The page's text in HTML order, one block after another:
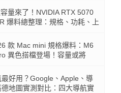
量來了！NVIDIA RTX 5070
爆料總整理：規格、功耗、上
款 Mac mini 規格爆料：M6
異色搭檔登場！容量或將
最好用？Google、Apple、導
地圖實測對比：四大導航實